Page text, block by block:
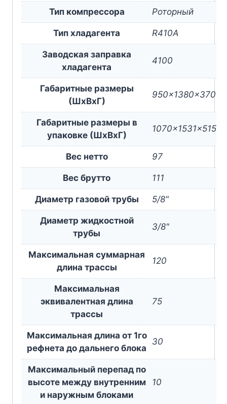
Тип компрессора Роторный
Тип хладагента R410A
Заводская заправка
хладагента
4100
Габаритные размеры
(ШxВxГ)
950x1380x370
Габаритные размеры в
упаковке (ШxВxГ)
1070x1531x515
Вес нетто 97
Вес брутто 111
Диаметр газовой трубы 5/8"
Диаметр жидкостной
трубы
3/8"
Максимальная суммарная
длина трассы
120
Максимальная
эквивалентная длина
трассы
75
Максимальная длина от 1го
рефнета до дальнего блока
30
Максимальный перепад по
высоте между внутренним
и наружным блоками
10